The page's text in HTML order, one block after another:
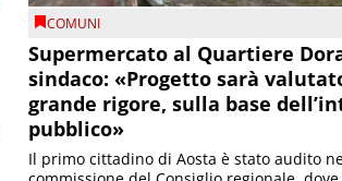
COMUNI
Supermercato al Quartiere
sindaco: «Progetto sarà
grande rigore, sulla base
pubblico»
Il primo cittadino di Aosta è stato audito